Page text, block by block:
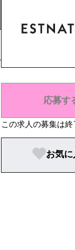
応募す
この求人の募集は終
お気に